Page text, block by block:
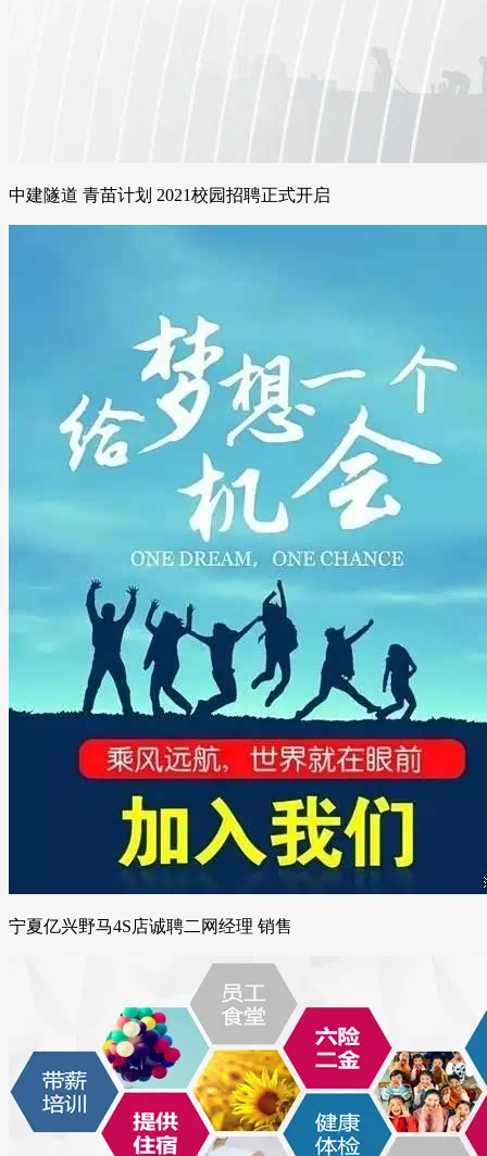
中建隧道 青苗计划 2021校园招聘正式开启
宁夏亿兴野马4S店诚聘二网经理 销售